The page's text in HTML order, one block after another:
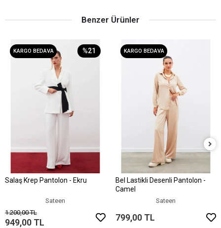
Benzer Ürünler
KARGO BEDAVA %21
Sepete Ekle
Salaş Krep Pantolon - Ekru
Sateen
1.200,00 TL
949,00 TL
KARGO BEDAVA
Sepete Ekle
Bel Lastikli Desenli Pantolon -
Camel
Sateen
799,00 TL